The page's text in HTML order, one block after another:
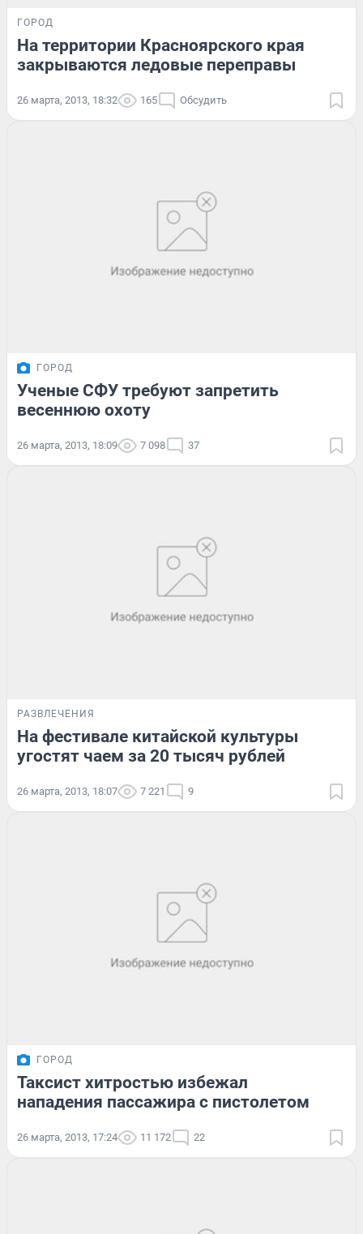
ГОРОД
На территории Красноярского края
закрываются ледовые переправы
26 марта, 2013, 18:32 165 Обсудить
ГОРОД
Ученые СФУ требуют запретить
весеннюю охоту
26 марта, 2013, 18:09 7 098 37
РАЗВЛЕЧЕНИЯ
На фестивале китайской культуры
угостят чаем за 20 тысяч рублей
26 марта, 2013, 18:07 7 221 9
ГОРОД
Таксист хитростью избежал
нападения пассажира с пистолетом
26 марта, 2013, 17:24 11 172 22